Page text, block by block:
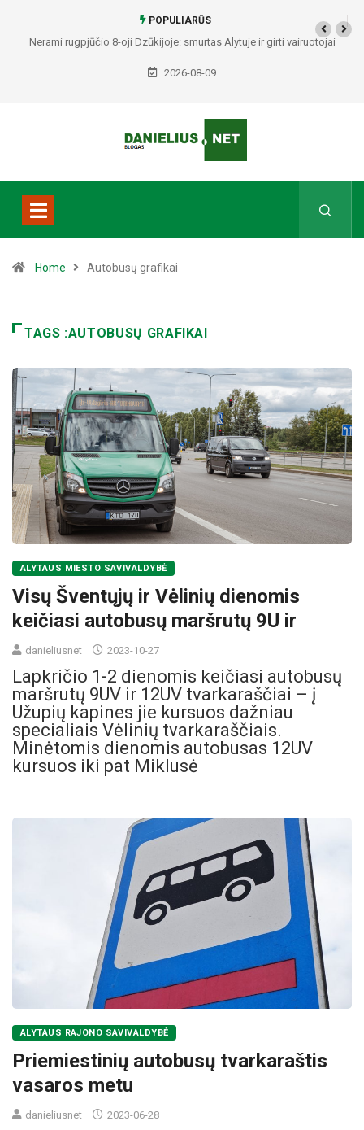
POPULIARŪS
Nerami rugpjūčio 8-oji Dzūkijoje: smurtas Alytuje ir girti vairuotojai
Druskininkuose bei Varėnos rajone
2026-08-09
Home Autobusų grafikai
TAGS :AUTOBUSŲ GRAFIKAI
ALYTAUS MIESTO SAVIVALDYBĖ
Visų Šventųjų ir Vėlinių dienomis
keičiasi autobusų maršrutų 9U ir
danieliusnet 2023-10-27
Lapkričio 1-2 dienomis keičiasi autobusų
maršrutų 9UV ir 12UV tvarkaraščiai – į
Užupių kapines jie kursuos dažniau
specialiais Vėlinių tvarkaraščiais.
Minėtomis dienomis autobusas 12UV
kursuos iki pat Miklusė
ALYTAUS RAJONO SAVIVALDYBĖ
Priemiestinių autobusų tvarkaraštis
vasaros metu
danieliusnet 2023-06-28